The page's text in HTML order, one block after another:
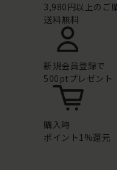
3,980円以上のご
送料無料
新規会員登録で
500ptプレゼント
購入時
ポイント1%還元